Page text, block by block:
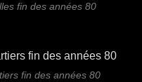
fin des années 80
fin des années 80